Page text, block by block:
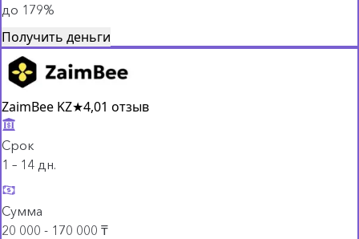
до 179%
Получить деньги
ZaimBee KZ★4,01 отзыв
Срок
1 – 14 дн.
Сумма
20 000 - 170 000 ₸